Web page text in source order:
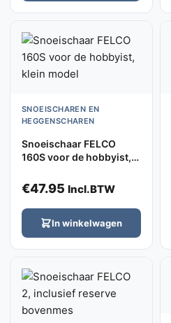
SNOEISCHAREN EN
HEGGENSCHAREN
Snoeischaar FELCO
160S voor de hobbyist,
€47.95 Incl.BTW
In winkelwagen